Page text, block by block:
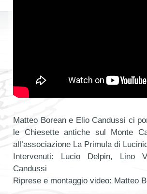
Matteo Borean e Elio Candussi ci
le Chiesette antiche sul Monte
all’associazione La Primula di
Intervenuti: Lucio Delpin, Lino
Candussi
Riprese e montaggio video: Matteo